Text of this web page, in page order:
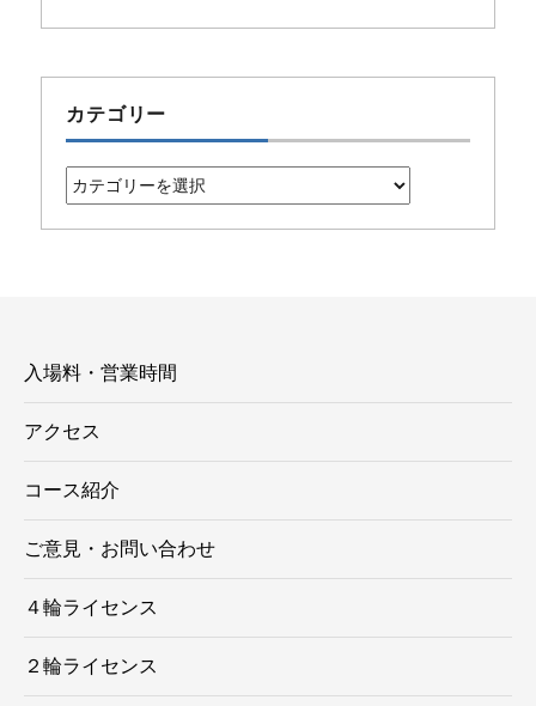
カテゴリー
カ
テ
ゴ
入場料・営業時間
アクセス
コース紹介
ご意見・お問い合わせ
４輪ライセンス
２輪ライセンス